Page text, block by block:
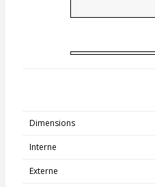
Dimensions
Interne
Externe